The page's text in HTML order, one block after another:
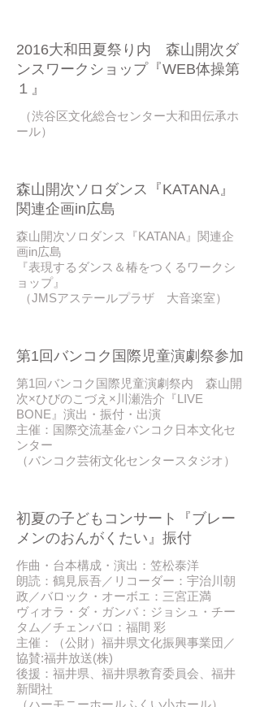
2016大和田夏祭り内 森山開次ダ
ンスワークショップ『WEB体操第
１』
（渋谷区文化総合センター大和田伝承ホ
ール）
森山開次ソロダンス『KATANA』
関連企画in広島
森山開次ソロダンス『KATANA』関連企
画in広島
『表現するダンス＆椿をつくるワークシ
ョップ』
（JMSアステールプラザ 大音楽室）
第1回バンコク国際児童演劇祭参加
第1回バンコク国際児童演劇祭内 森山開
次×ひびのこづえ×川瀬浩介『LIVE
BONE』演出・振付・出演
主催：国際交流基金バンコク日本文化セ
ンター
（バンコク芸術文化センタースタジオ）
初夏の子どもコンサート『ブレー
メンのおんがくたい』振付
作曲・台本構成・演出：笠松泰洋
朗読：鶴見辰吾／リコーダー：宇治川朝
政／バロック・オーボエ：三宮正満
ヴィオラ・ダ・ガンバ：ジョシュ・チー
タム／チェンバロ：福間 彩
主催：（公財）福井県文化振興事業団／
協賛:福井放送(株)
後援：福井県、福井県教育委員会、福井
新聞社